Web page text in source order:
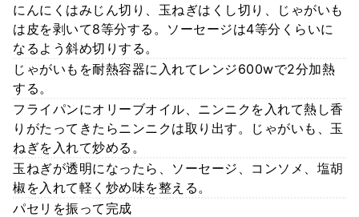
にんにくはみじん切り、玉ねぎはくし切り、じゃがいも
は皮を剥いて8等分する。ソーセージは4等分くらいに
なるよう斜め切りする。
じゃがいもを耐熱容器に入れてレンジ600wで2分加熱
する。
フライパンにオリーブオイル、ニンニクを入れて熱し香
りがたってきたらニンニクは取り出す。じゃがいも、玉
ねぎを入れて炒める。
玉ねぎが透明になったら、ソーセージ、コンソメ、塩胡
椒を入れて軽く炒め味を整える。
パセリを振って完成